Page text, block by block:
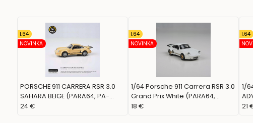
PORSCHE 911 CARRERA RSR 3.0
SAHARA BEIGE (PARA64, PA-
55797)
1:64
NOVINKA
24 €
1/64 Porsche 911 Carrera RSR 3.0
Grand Prix White (PARA64,
55795)
1:64
NOVINKA
18 €
1/
1:64
21